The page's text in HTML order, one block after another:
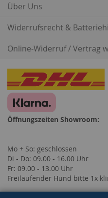
Über Uns
Widerrufsrecht &
Online-Widerruf / Vertrag
Öffnungszeiten Showroom:
Mo + So: geschlossen
Di - Do: 09.00 - 16.00 Uhr
Fr: 09.00 - 13.00 Uhr
Freilaufender Hund bitte 1x